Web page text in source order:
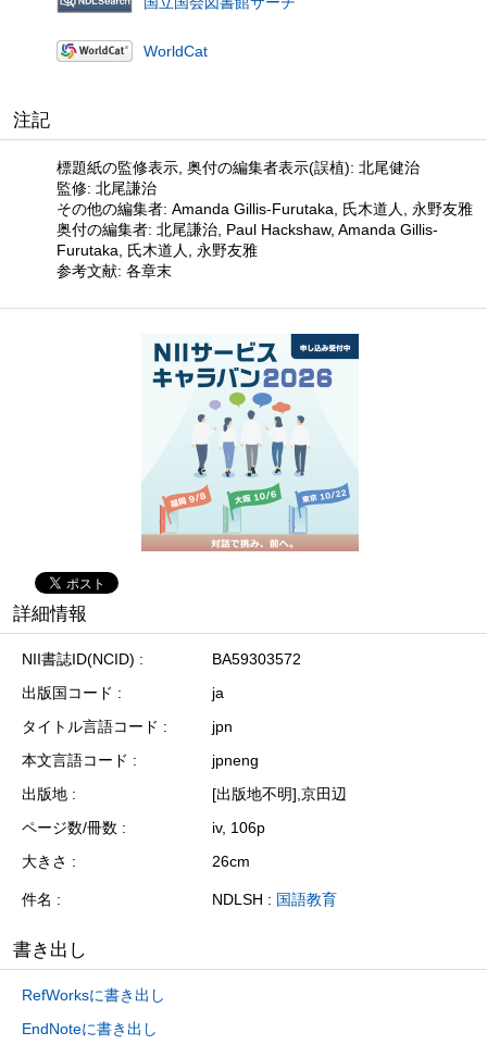
WorldCat
注記
標題紙の監修表示, 奥付の編集者表示(誤植): 北尾健治
監修: 北尾謙治
その他の編集者: Amanda Gillis-Furutaka, 氏木道人, 永野友雅
奥付の編集者: 北尾謙治, Paul Hackshaw, Amanda Gillis-
Furutaka, 氏木道人, 永野友雅
参考文献: 各章末
詳細情報
NII書誌ID(NCID)
BA59303572
出版国コード
ja
タイトル言語コード
jpn
本文言語コード
jpneng
出版地
[出版地不明],京田辺
ページ数/冊数
iv, 106p
大きさ
26cm
件名 NDLSH : 国語教育
書き出し
RefWorksに書き出し
EndNoteに書き出し